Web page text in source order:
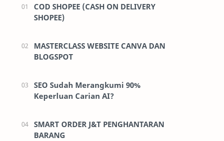
COD SHOPEE (CASH ON DELIVERY
SHOPEE)
MASTERCLASS WEBSITE CANVA DAN
BLOGSPOT
SEO Sudah Merangkumi 90%
Keperluan Carian AI?
SMART ORDER J&T PENGHANTARAN
BARANG